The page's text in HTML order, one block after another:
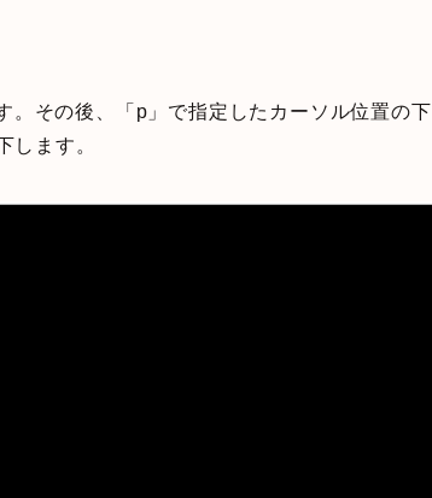
。その後、「p」で指定したカーソル位置の
します。